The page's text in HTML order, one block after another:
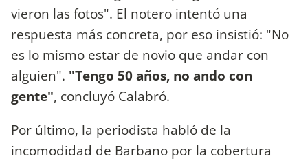
vieron las fotos". El notero intentó una
respuesta más concreta, por eso insistió: "No
es lo mismo estar de novio que andar con
alguien". "Tengo 50 años, no ando con
gente", concluyó Calabró.
Por último, la periodista habló de la
incomodidad de Barbano por la cobertura